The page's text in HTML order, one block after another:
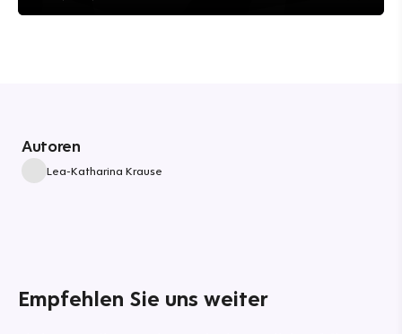
Autoren
Lea-Katharina Krause
Empfehlen Sie uns weiter